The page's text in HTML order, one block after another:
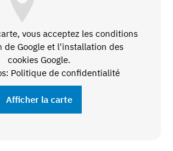
vous acceptez les conditions
de Google et l'installation des
cookies Google.
Politique de confidentialité
Afficher la carte